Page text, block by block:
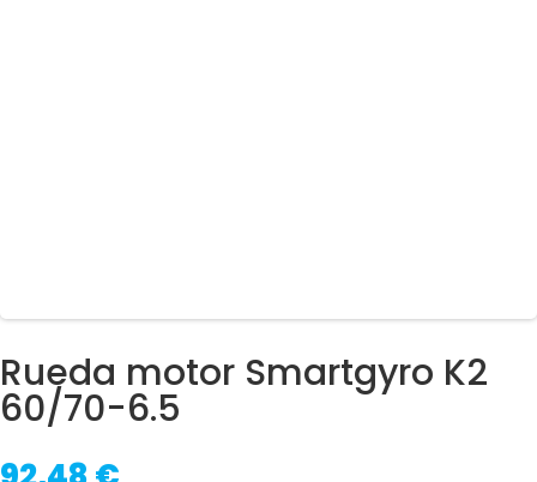
Rueda motor Smartgyro K2
60/70-6.5